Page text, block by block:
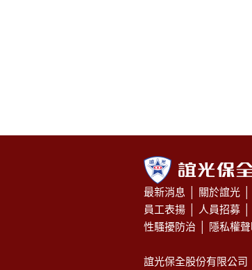
最新消息 關於誼光
員工表揚
人員招募
性騷擾防治
隱私權聲
誼光保全股份有限公司